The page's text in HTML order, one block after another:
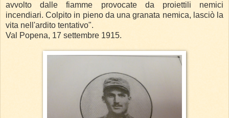
avvolto dalle fiamme provocate da proiettili nemici
incendiari. Colpito in pieno da una granata nemica, lasciò la
vita nell'ardito tentativo".
Val Popena, 17 settembre 1915.